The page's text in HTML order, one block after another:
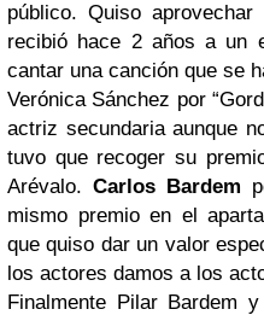
público. Quiso
recibió hace 2 años a un
cantar una canción que se
Verónica Sánchez por
actriz secundaria aunque
tuvo que recoger su
Arévalo. Carlos Bardem
mismo premio en el
que quiso dar un valor
los actores damos a los
Finalmente Pilar Bardem